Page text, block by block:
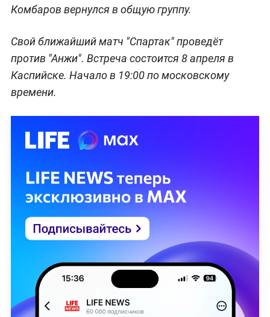
Комбаров вернулся в общую группу.
Свой ближайший матч "Спартак" проведёт
против "Анжи". Встреча состоится 8 апреля в
Каспийске. Начало в 19:00 по московскому
времени.